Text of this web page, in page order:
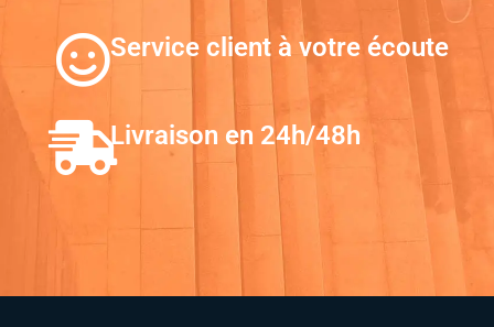
Service client à votre écoute
Livraison en 24h/48h